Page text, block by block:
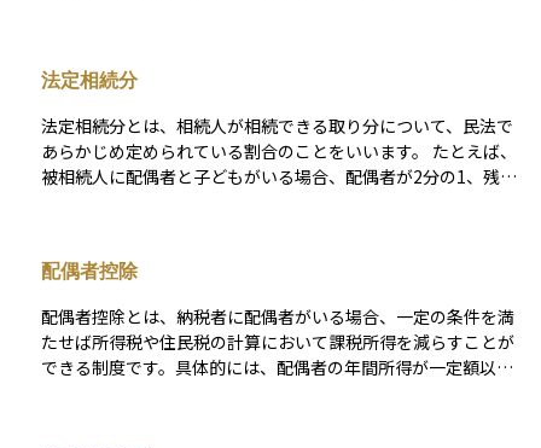
ば原則として税金はかかりません。しかし、資産規模が大きい
場合や相続人の数が少ない場合には、課税対象となり、10％〜
55％の累進税率が適用されます。 さらに、相続税にはさまざま
な非課税枠や控除制度が設けられており、これらを適切に活用
することで税負担を抑えることが可能です。代表的な制度には
生命保険と同様に1人あたり500万円まで非課税 - 債務控除：被
- 葬式費用の控除：通夜・葬儀などにかかった費用は、相続財
産から差し引くことができる また、配偶者には配偶者の税額軽
減（1億6,000万円または法定相続分まで非課税）が認められて
法定相続分
法定相続分とは、相続人が相続できる取り分について、民法で
あらかじめ定められている割合のことをいいます。 たとえば、
被相続人に配偶者と子どもがいる場合、配偶者が2分の1、残り
の2、親が3分の1、「配偶者と兄弟姉妹」の場合は、配偶者が4
分の3、兄弟姉妹が4分の1というように決まっています。 遺言
書がある場合は、その内容が優先されますが、遺言がない場合
や、遺産分割協議の目安として法定相続分が使われることが一
般的です。 この割合はあくまで「基準」であり、相続人間の話
配偶者控除
配偶者控除とは、納税者に配偶者がいる場合、一定の条件を満
たせば所得税や住民税の計算において課税所得を減らすことが
できる制度です。具体的には、配偶者の年間所得が一定額以下